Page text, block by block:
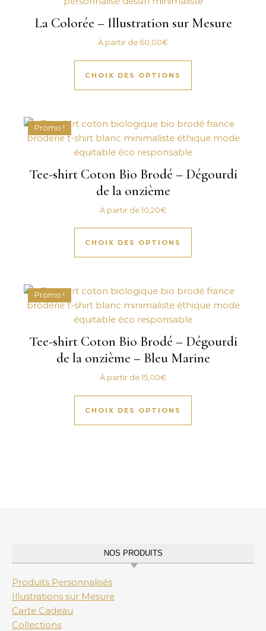
La Colorée – Illustration sur Mesure
À partir de 60,00€
CHOIX DES OPTIONS
Ce produit a
Promo !
Tee-shirt Coton Bio Brodé – Dégourdi
de la onzième
À partir de10,20€
CHOIX DES OPTIONS
Ce produit a
Promo !
Tee-shirt Coton Bio Brodé – Dégourdi
de la onzième – Bleu Marine
À partir de15,00€
CHOIX DES OPTIONS
Ce produit a
NOS PRODUITS
Produits Personnalisés
Illustrations sur Mesure
Carte Cadeau
Collections